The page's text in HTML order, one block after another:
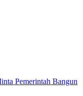
Pemerintah Bangun